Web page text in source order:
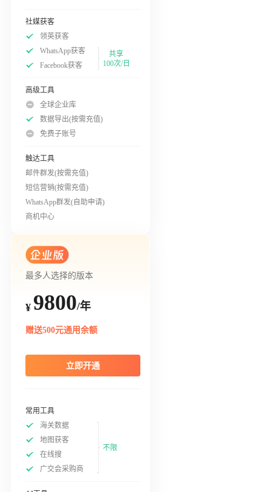
社媒获客
领英获客
WhatsApp获客
Facebook获客
共享
100次/日
高级工具
全球企业库
数据导出(按需充值)
免费子账号
触达工具
邮件群发(按需充值)
短信营销(按需充值)
WhatsApp群发(自助申请)
商机中心
最多人选择的版本
¥ 9800/年
赠送500元通用余额
立即开通
常用工具
海关数据
地图获客
在线搜
广交会采购商
不限